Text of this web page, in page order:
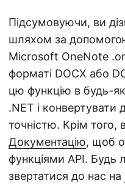
Підсумовуючи, ви
шляхом за
Microsoft OneNote
форматі DOCX або
цю функцію в будь-
.NET і
точністю. Крім того,
Документацію, щоб
функціями API. Будь
звертатися до нас на